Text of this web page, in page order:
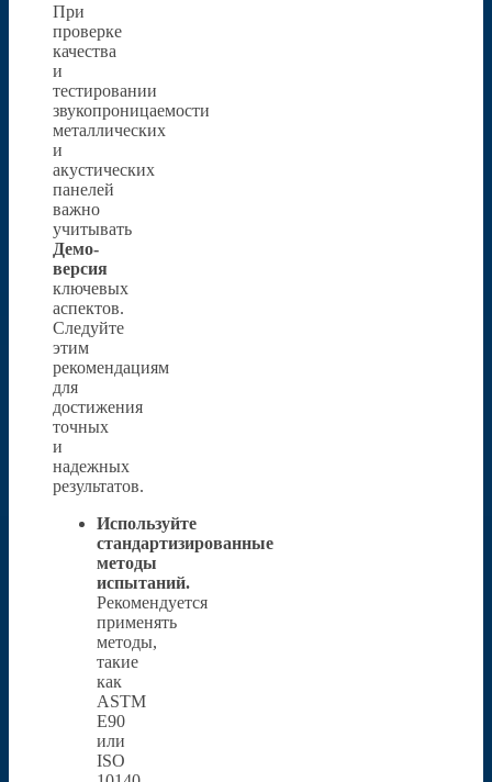
При
проверке
качества
и
тестировании
звукопроницаемости
металлических
и
акустических
панелей
важно
учитывать
Демо-
версия
ключевых
аспектов.
Следуйте
этим
рекомендациям
для
достижения
точных
и
надежных
результатов.
Используйте
стандартизированные
методы
испытаний.
Рекомендуется
применять
методы,
такие
как
ASTM
E90
или
ISO